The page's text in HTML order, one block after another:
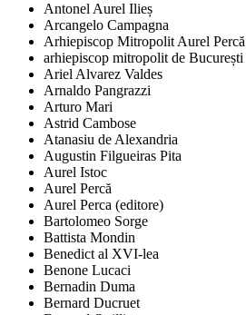
Antonel Aurel Ilieș
Arcangelo Campagna
Arhiepiscop Mitropolit Aurel Percă
arhiepiscop mitropolit de București
Ariel Alvarez Valdes
Arnaldo Pangrazzi
Arturo Mari
Astrid Cambose
Atanasiu de Alexandria
Augustin Filgueiras Pita
Aurel Istoc
Aurel Percă
Aurel Perca (editore)
Bartolomeo Sorge
Battista Mondin
Benedict al XVI-lea
Benone Lucaci
Bernadin Duma
Bernard Ducruet